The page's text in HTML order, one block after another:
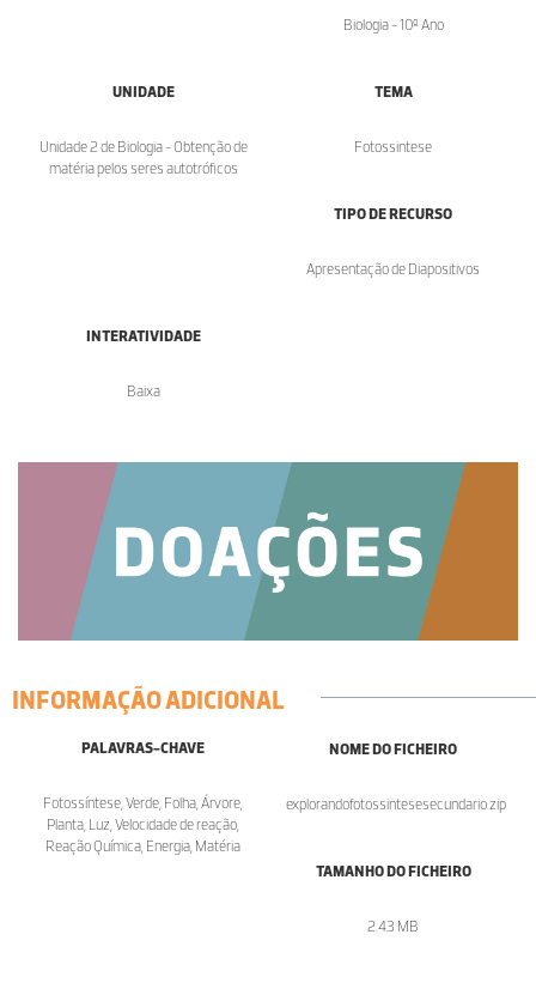
Biologia - 10º Ano
UNIDADE
Unidade 2 de Biologia - Obtenção de
matéria pelos seres autotróficos
TEMA
Fotossintese
TIPO DE RECURSO
Apresentação de Diapositivos
INTERATIVIDADE
Baixa
INFORMAÇÃO ADICIONAL
PALAVRAS-CHAVE
Fotossíntese, Verde, Folha, Árvore,
Planta, Luz, Velocidade de reação,
Reação Química, Energia, Matéria
NOME DO FICHEIRO
explorandofotossintesesecundario.zip
TAMANHO DO FICHEIRO
2.43 MB